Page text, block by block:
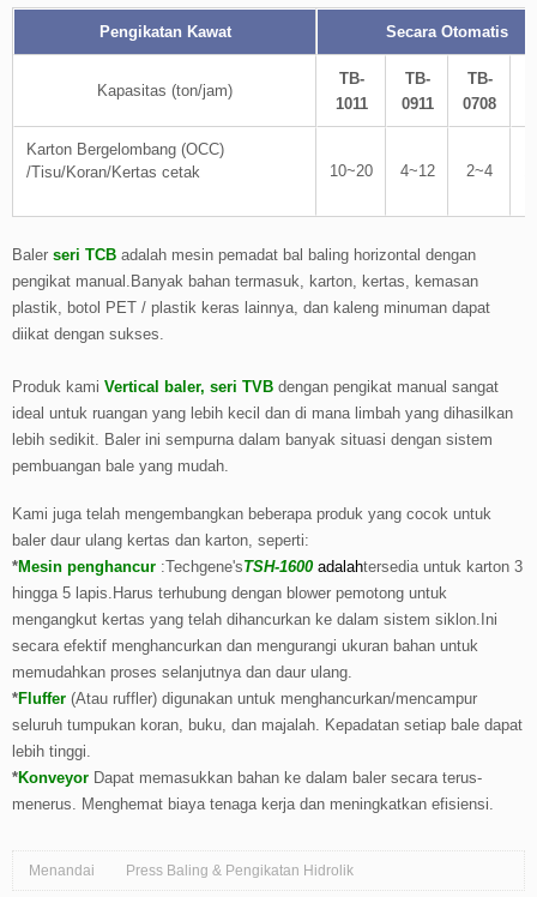
Pengikatan Kawat Secara Otomatis
Kapasitas (ton/jam)
TB-
1011
TB-
0911
TB-
0708
Karton Bergelombang (OCC)
/Tisu/Koran/Kertas cetak 10~20 4~12 2~4
Baler seri TCB adalah mesin pemadat bal baling horizontal dengan
pengikat manual.Banyak bahan termasuk, karton, kertas, kemasan
plastik, botol PET / plastik keras lainnya, dan kaleng minuman dapat
diikat dengan sukses.
Produk kami Vertical baler, seri TVB dengan pengikat manual sangat
ideal untuk ruangan yang lebih kecil dan di mana limbah yang dihasilkan
lebih sedikit. Baler ini sempurna dalam banyak situasi dengan sistem
pembuangan bale yang mudah.
Kami juga telah mengembangkan beberapa produk yang cocok untuk
baler daur ulang kertas dan karton, seperti:
*Mesin penghancur :Techgene'sTSH-1600 adalahtersedia untuk karton 3
hingga 5 lapis.Harus terhubung dengan blower pemotong untuk
mengangkut kertas yang telah dihancurkan ke dalam sistem siklon.Ini
secara efektif menghancurkan dan mengurangi ukuran bahan untuk
memudahkan proses selanjutnya dan daur ulang.
*Fluffer (Atau ruffler) digunakan untuk menghancurkan/mencampur
seluruh tumpukan koran, buku, dan majalah. Kepadatan setiap bale dapat
lebih tinggi.
*Konveyor Dapat memasukkan bahan ke dalam baler secara terus-
menerus. Menghemat biaya tenaga kerja dan meningkatkan efisiensi.
Menandai Press Baling & Pengikatan Hidrolik